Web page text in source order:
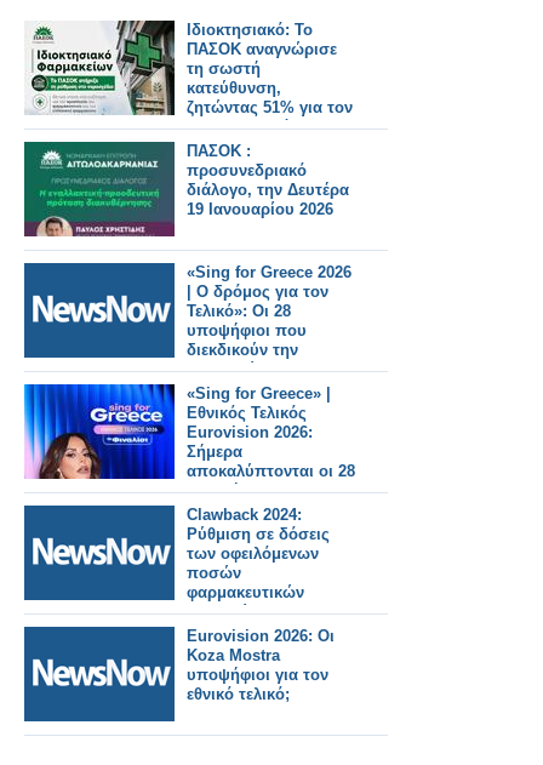
Ιδιοκτησιακό: Το
ΠΑΣΟΚ αναγνώρισε
τη σωστή
κατεύθυνση,
ζητώντας 51% για τον
φαρμακοποιό
ΠΑΣΟΚ :
προσυνεδριακό
διάλογο, την Δευτέρα
19 Ιανουαρίου 2026
«Sing for Greece 2026
| Ο δρόμος για τον
Τελικό»: Οι 28
υποψήφιοι που
διεκδικούν την
εκπροσώπηση της
Ελλάδας στη
Eurovision 2026
«Sing for Greece» |
Εθνικός Τελικός
Eurovision 2026:
Σήμερα
αποκαλύπτονται οι 28
υποψήφιοι
Clawback 2024:
Ρύθμιση σε δόσεις
των οφειλόμενων
ποσών
φαρμακευτικών
εταιρειών προς τον
ΕΟΠΥΥ
Eurovision 2026: Οι
Koza Mostra
υποψήφιοι για τον
εθνικό τελικό;